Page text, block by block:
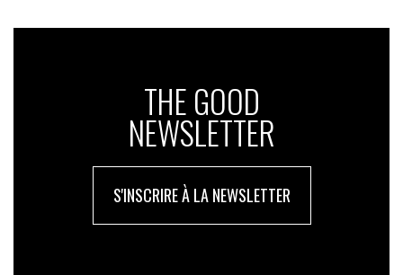
THE GOOD
NEWSLETTER
S'INSCRIRE À LA NEWSLETTER